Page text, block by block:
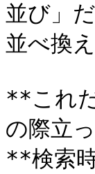
並び」
並べ換
**これ
の際立
**検索